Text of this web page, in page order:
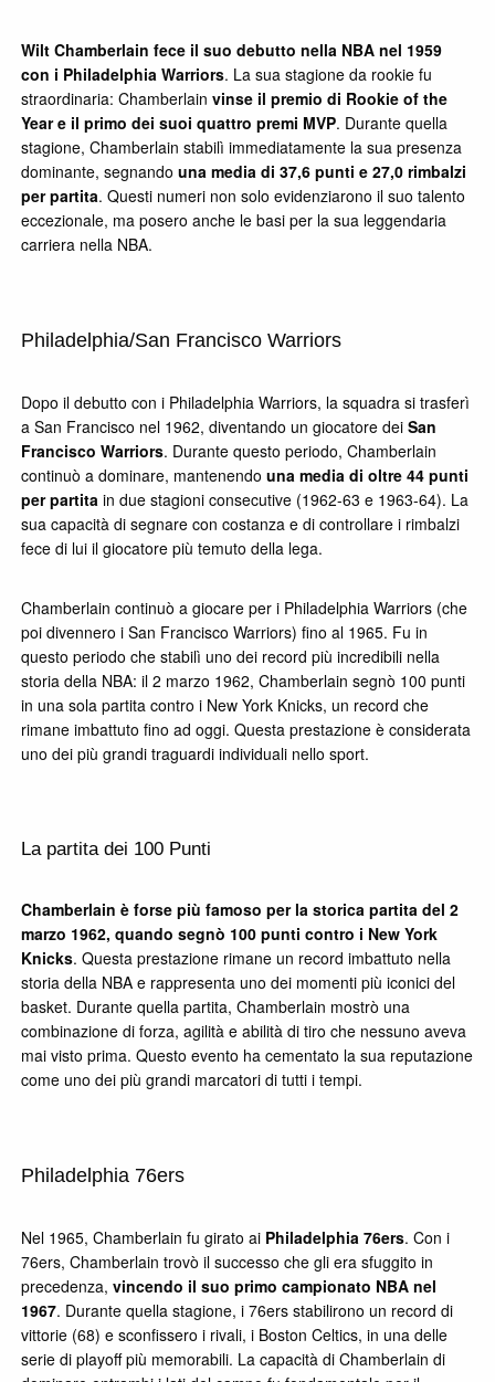
Wilt Chamberlain fece il suo debutto nella NBA nel 1959
con i Philadelphia Warriors. La sua stagione da rookie fu
straordinaria: Chamberlainvinse il premio di Rookie of the
Year e il primo dei suoi quattro premi MVP. Durante quella
stagione, Chamberlain stabilì immediatamente la sua presenza
dominante, segnandouna media di 37,6 punti e 27,0 rimbalzi
per partita. Questi numeri non solo evidenziarono il suo talento
eccezionale, ma posero anche le basi per la sua leggendaria
carriera nella NBA.
Philadelphia/San Francisco Warriors
Dopo il debutto con i Philadelphia Warriors, la squadra si trasferì
a San Francisco nel 1962, diventando un giocatore deiSan
Francisco Warriors. Durante questo periodo, Chamberlain
continuò a dominare, mantenendouna media di oltre 44 punti
per partita in due stagioni consecutive (1962-63 e 1963-64). La
sua capacità di segnare con costanza e di controllare i rimbalzi
fece di lui il giocatore più temuto della lega.
Chamberlain continuò a giocare per i Philadelphia Warriors (che
poi divennero i San Francisco Warriors) fino al 1965. Fu in
questo periodo che stabilì uno dei record più incredibili nella
storia della NBA: il 2 marzo 1962, Chamberlain segnò 100 punti
in una sola partita contro i New York Knicks, un record che
rimane imbattuto fino ad oggi. Questa prestazione è considerata
uno dei più grandi traguardi individuali nello sport.
La partita dei 100 Punti
Chamberlain è forse più famoso per la storica partita del 2
marzo 1962, quando segnò 100 punti contro i New York
Knicks. Questa prestazione rimane un record imbattuto nella
storia della NBA e rappresenta uno dei momenti più iconici del
basket. Durante quella partita, Chamberlain mostrò una
combinazione di forza, agilità e abilità di tiro che nessuno aveva
mai visto prima. Questo evento ha cementato la sua reputazione
come uno dei più grandi marcatori di tutti i tempi.
Philadelphia 76ers
Nel 1965, Chamberlain fu girato ai Philadelphia 76ers. Con i
76ers, Chamberlain trovò il successo che gli era sfuggito in
precedenza,vincendo il suo primo campionato NBA nel
1967. Durante quella stagione, i 76ers stabilirono un record di
vittorie (68) e sconfissero i rivali, i Boston Celtics, in una delle
serie di playoff più memorabili. La capacità di Chamberlain di